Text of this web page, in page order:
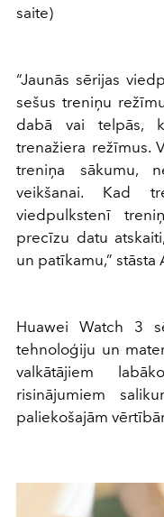
saite)
“Jaunās sērijas
sešus treniņu
dabā vai telpās,
trenažiera režīmus.
treniņa sākumu,
veikšanai. Kad
viedpulkstenī
precīzu datu
un patīkamu,” stāsta
Huawei Watch 3
tehnoloģiju un
valkātājiem
risinājumiem
paliekošajām